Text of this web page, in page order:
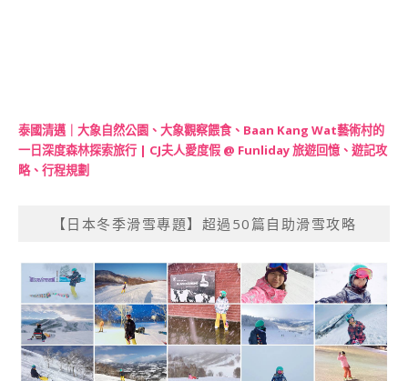
泰國清邁｜大象自然公園、大象觀察餵食、Baan Kang Wat藝術村的
一日深度森林探索旅行 | CJ夫人愛度假 @ Funliday 旅遊回憶、遊記攻
略、行程規劃
【日本冬季滑雪專題】超過50篇自助滑雪攻略